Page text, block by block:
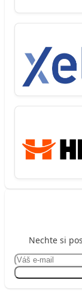
Nechte si